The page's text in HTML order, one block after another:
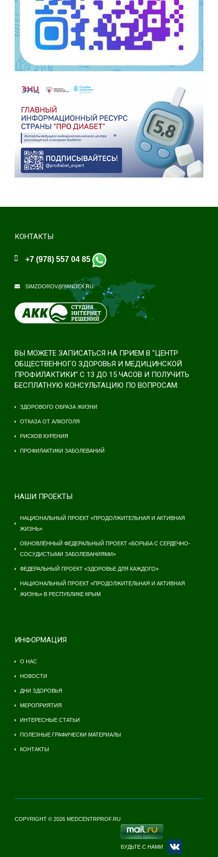
КОНТАКТЫ
+7 (978) 557 04 85
SIMZDOROV@YANDEX.RU
ВЫ МОЖЕТЕ ЗАПИСАТЬСЯ НА ПРИЕМ В "ЦЕНТР
ОБЩЕСТВЕННОГО ЗДОРОВЬЯ И МЕДИЦИНСКОЙ
ПРОФИЛАКТИКИ" С 13 ДО 15 ЧАСОВ И ПОЛУЧИТЬ
БЕСПЛАТНУЮ КОНСУЛЬТАЦИЮ ПО ВОПРОСАМ:
ЗДОРОВОГО ОБРАЗА ЖИЗНИ
ОТКАЗА ОТ АЛКОГОЛЯ
РИСКОВ КУРЕНИЯ
ПРОФИЛАКТИКИ ЗАБОЛЕВАНИЙ
НАШИ ПРОЕКТЫ
НАЦИОНАЛЬНЫЙ ПРОЕКТ «ПРОДОЛЖИТЕЛЬНАЯ И АКТИВНАЯ
ЖИЗНЬ»
ОБНОВЛЁННЫЙ ФЕДЕРАЛЬНЫЙ ПРОЕКТ «БОРЬБА С СЕРДЕЧНО-
СОСУДИСТЫМИ ЗАБОЛЕВАНИЯМИ»
ФЕДЕРАЛЬНЫЙ ПРОЕКТ «ЗДОРОВЬЕ ДЛЯ КАЖДОГО»
НАЦИОНАЛЬНЫЙ ПРОЕКТ «ПРОДОЛЖИТЕЛЬНАЯ И АКТИВНАЯ
ЖИЗНЬ» В РЕСПУБЛИКЕ КРЫМ
ИНФОРМАЦИЯ
О НАС
НОВОСТИ
ДНИ ЗДОРОВЬЯ
МЕРОПРИЯТИЯ
ИНТЕРЕСНЫЕ СТАТЬИ
ПОЛЕЗНЫЕ ГРАФИЧЕСКИ МАТЕРИАЛЫ
КОНТАКТЫ
COPYRIGHT © 2026 MEDCENTRPROF.RU
БУДЬТЕ С НАМИ